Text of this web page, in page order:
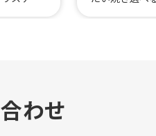
スペ
、プルドわせ